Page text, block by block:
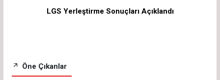
LGS Yerleştirme Sonuçları Açıklandı
Öne Çıkanlar